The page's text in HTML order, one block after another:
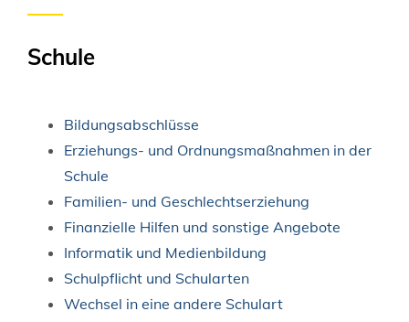
Schule
Bildungsabschlüsse
Erziehungs- und Ordnungsmaßnahmen in der
Schule
Familien- und Geschlechtserziehung
Finanzielle Hilfen und sonstige Angebote
Informatik und Medienbildung
Schulpflicht und Schularten
Wechsel in eine andere Schulart